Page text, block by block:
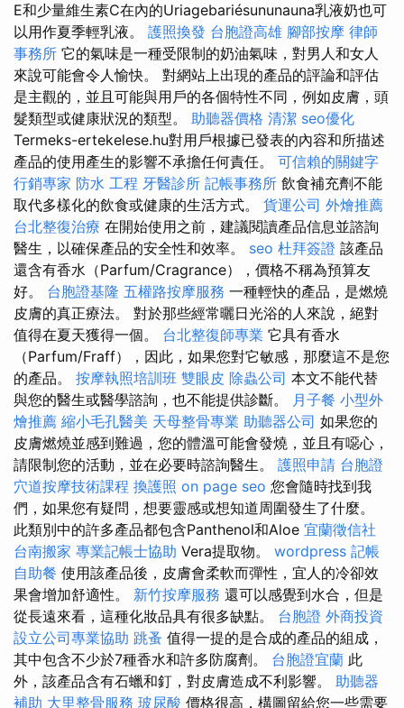
E和少量維生素C在內的Uriagebariésununauna乳液奶也可
以用作夏季輕乳液。 護照換發 台胞證高雄 腳部按摩 律師
事務所 它的氣味是一種受限制的奶油氣味，對男人和女人
來說可能會令人愉快。 對網站上出現的產品的評論和評估
是主觀的，並且可能與用戶的各個特性不同，例如皮膚，頭
髮類型或健康狀況的類型。 助聽器價格 清潔 seo優化
Termeks-ertekelese.hu對用戶根據已發表的內容和所描述
產品的使用產生的影響不承擔任何責任。 可信賴的關鍵字
行銷專家 防水 工程 牙醫診所 記帳事務所 飲食補充劑不能
取代多樣化的飲食或健康的生活方式。 貨運公司 外燴推薦
台北整復治療 在開始使用之前，建議閱讀產品信息並諮詢
醫生，以確保產品的安全性和效率。 seo 杜拜簽證 該產品
還含有香水（Parfum/Cragrance），價格不稱為預算友
好。 台胞證基隆 五權路按摩服務 一種輕快的產品，是燃燒
皮膚的真正療法。 對於那些經常曬日光浴的人來說，絕對
值得在夏天獲得一個。 台北整復師專業 它具有香水
（Parfum/Fraff），因此，如果您對它敏感，那麼這不是您
的產品。 按摩執照培訓班 雙眼皮 除蟲公司 本文不能代替
與您的醫生或醫學諮詢，也不能提供診斷。 月子餐 小型外
燴推薦 縮小毛孔醫美 天母整骨專業 助聽器公司 如果您的
皮膚燃燒並感到難過，您的體溫可能會發燒，並且有噁心，
請限制您的活動，並在必要時諮詢醫生。 護照申請 台胞證
穴道按摩技術課程 換護照 on page seo 您會隨時找到我
們，如果您有疑問，想要靈感或想知道周圍發生了什麼。
此類別中的許多產品都包含Panthenol和Aloe 宜蘭徵信社
台南搬家 專業記帳士協助 Vera提取物。 wordpress 記帳
自助餐 使用該產品後，皮膚會柔軟而彈性，宜人的冷卻效
果會增加舒適性。 新竹按摩服務 還可以感覺到水合，但是
從長遠來看，這種化妝品具有很多缺點。 台胞證 外商投資
設立公司專業協助 跳蚤 值得一提的是合成的產品的組成，
其中包含不少於7種香水和許多防腐劑。 台胞證宜蘭 此
外，該產品含有石蠟和釘，對皮膚造成不利影響。 助聽器
補助 大里整骨服務 玻尿酸 價格很高，構圖留給您一些需要